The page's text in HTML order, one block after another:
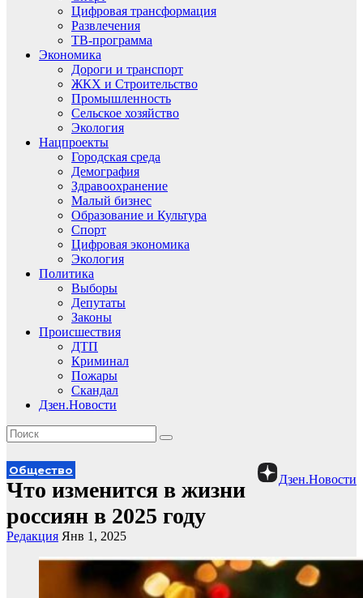
Цифровая трансформация
Развлечения
ТВ-программа
Экономика
Дороги и транспорт
ЖКХ и Строительство
Промышленность
Сельское хозяйство
Экология
Нацпроекты
Городская среда
Демография
Здравоохранение
Малый бизнес
Образование и Культура
Спорт
Цифровая экономика
Экология
Политика
Выборы
Депутаты
Законы
Происшествия
ДТП
Криминал
Пожары
Скандал
Дзен.Новости
Дзен.Новости
Общество
Что изменится в жизни
россиян в 2025 году
Редакция Янв 1, 2025